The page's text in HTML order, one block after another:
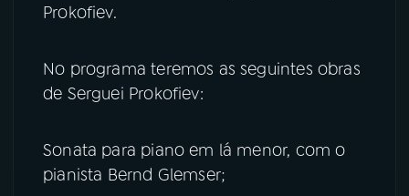
Prokofiev.
No programa teremos as seguintes obras
de Serguei Prokofiev:
Sonata para piano em lá menor, com o
pianista Bernd Glemser;